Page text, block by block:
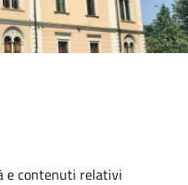
e contenuti relativi